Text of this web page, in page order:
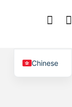
Chinese